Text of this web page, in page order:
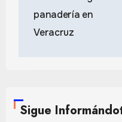
entradas
panadería en
Veracruz
Sigue